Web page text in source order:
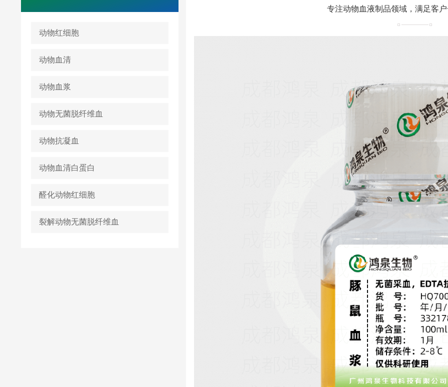
动物红细胞
动物血清
动物血浆
动物无菌脱纤维血
动物抗凝血
动物血清白蛋白
醛化动物红细胞
裂解动物无菌脱纤维血
专注动物血液制品领域，满足客